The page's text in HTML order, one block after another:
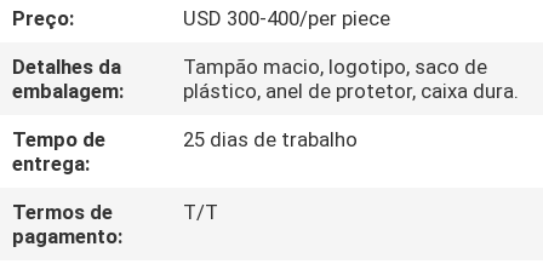
CONTROLE
DA
QUALIDADE
CONTACTE-
NOS
Preço:
USD 300-400/per piece
Detalhes da
embalagem:
Tampão macio, logotipo, saco de
plástico, anel de protetor, caixa dura.
Tempo de
entrega:
25 dias de trabalho
Termos de
pagamento:
T/T